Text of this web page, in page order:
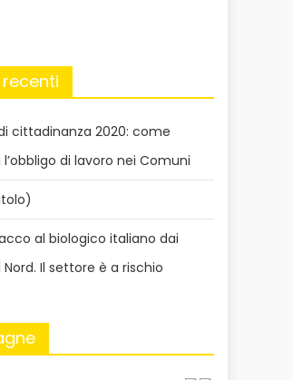
cittadinanza 2020: come
di lavoro nei Comuni
al biologico italiano dai
Nord. Il settore è a rischio